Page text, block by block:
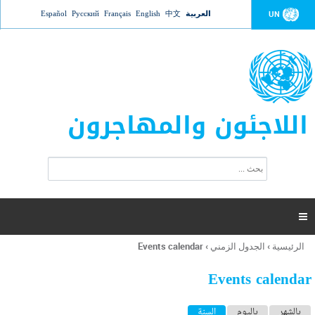
Jump to navigation UN العربية 中文
English
Français
Русский
Español
اللاجئون والمهاجرون
ت
ر
ل
ح
ب

أنت
هنا
الرئيسية › الجدول الزمني ›
Events calendar
Events calendar